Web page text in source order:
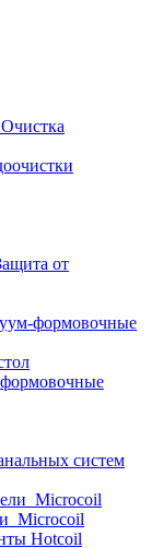
от
формовочные
систем